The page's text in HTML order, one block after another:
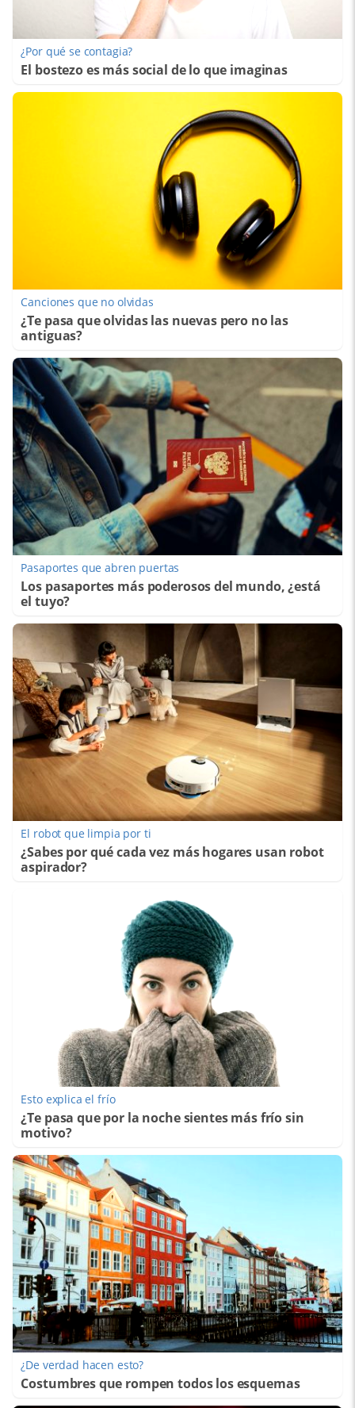
¿Por qué se contagia?
El bostezo es más social de lo que imaginas
Canciones que no olvidas
¿Te pasa que olvidas las nuevas pero no las
antiguas?
Pasaportes que abren puertas
Los pasaportes más poderosos del mundo, ¿está
el tuyo?
El robot que limpia por ti
¿Sabes por qué cada vez más hogares usan robot
aspirador?
Esto explica el frío
¿Te pasa que por la noche sientes más frío sin
motivo?
¿De verdad hacen esto?
Costumbres que rompen todos los esquemas